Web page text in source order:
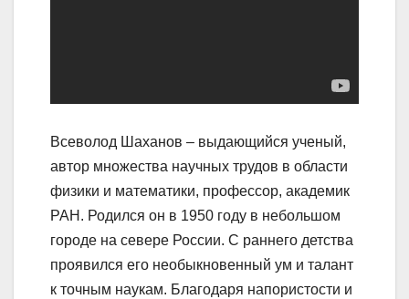
Всеволод Шаханов – выдающийся ученый,
автор множества научных трудов в области
физики и математики, профессор, академик
РАН. Родился он в 1950 году в небольшом
городе на севере России. С раннего детства
проявился его необыкновенный ум и талант
к точным наукам. Благодаря напористости и